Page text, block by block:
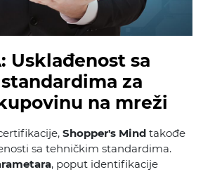
Usklađenost sa
za
na mreži
Shopper's Mind takođe
sa tehničkim standardima.
, poput identifikacije